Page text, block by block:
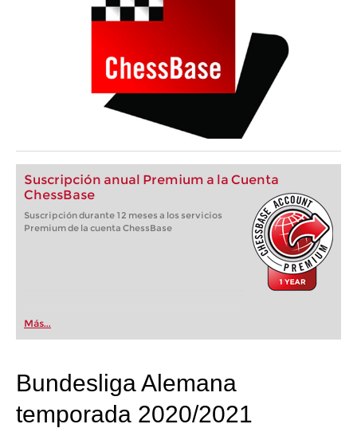
Suscripción anual Premium a la Cuenta
ChessBase
Suscripción durante 12 meses a los servicios
Premium de la cuenta ChessBase
Más...
Bundesliga Alemana
temporada 2020/2021